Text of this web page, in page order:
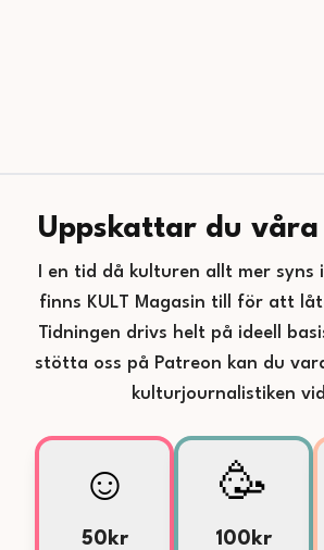
Uppskattar du
I en tid då kulturen allt mer syns
finns KULT Magasin till för att
Tidningen drivs helt på ideell
stötta oss på Patreon kan du
kulturjournalistiken
☺️
50kr
🥳
100kr